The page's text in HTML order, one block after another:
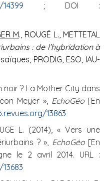
14399 ; DOI :
M., ROUGÉ L., METTETAL
: de l’hybridation à
PRODIG, ESO, IAU-
noir ? La Mother City dans
Meyer », EchoGéo [En
13863
L. (2014), « Vers une
? », EchoGéo[En
le 2 avril 2014. URL :